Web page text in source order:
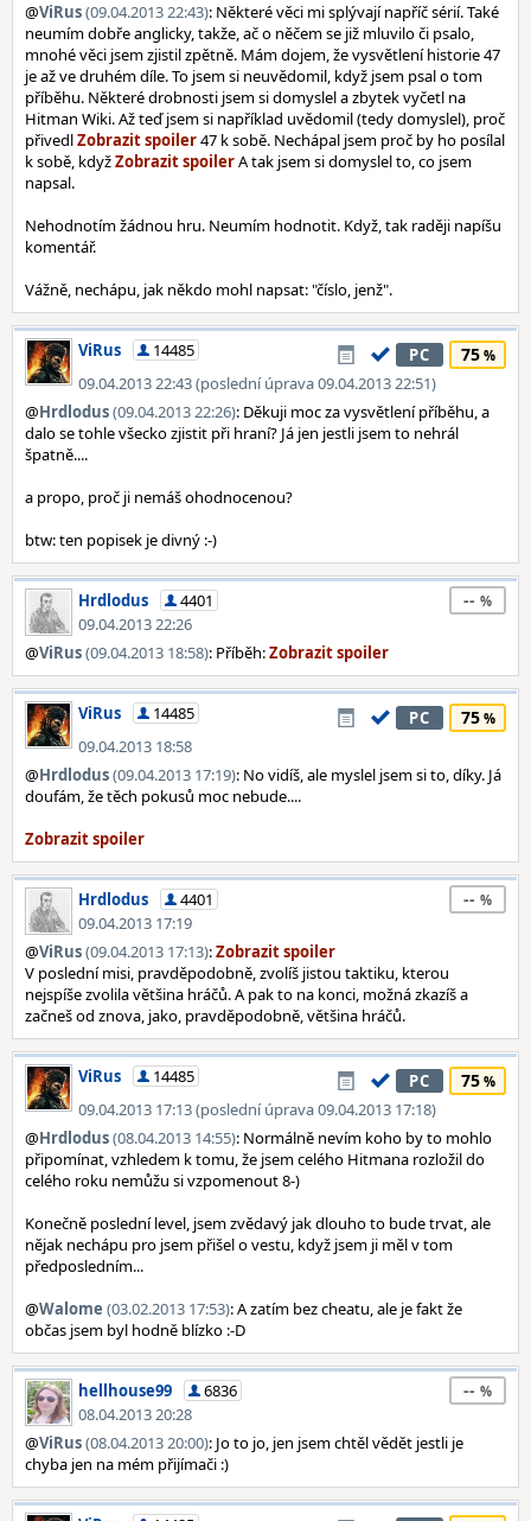
@ViRus(09.04.2013 22:43): Některé věci mi splývají napříč sérií. Také
neumím dobře anglicky, takže, ač o něčem se již mluvilo či psalo,
mnohé věci jsem zjistil zpětně. Mám dojem, že vysvětlení historie 47
je až ve druhém díle. To jsem si neuvědomil, když jsem psal o tom
příběhu. Některé drobnosti jsem si domyslel a zbytek vyčetl na
Hitman Wiki. Až teď jsem si například uvědomil (tedy domyslel), proč
přivedl
47 k sobě. Nechápal jsem proč by ho posílal
k sobě, když
A tak jsem si domyslel to, co jsem
napsal.
Nehodnotím žádnou hru. Neumím hodnotit. Když, tak raději napíšu
komentář.
Vážně, nechápu, jak někdo mohl napsat: "číslo, jenž".
ViRus
14485
09.04.2013 22:43 (poslední úprava 09.04.2013 22:51)
PC 75
@Hrdlodus(09.04.2013 22:26): Děkuji moc za vysvětlení příběhu, a
dalo se tohle všecko zjistit při hraní? Já jen jestli jsem to nehrál
špatně....
a propo, proč ji nemáš ohodnocenou?
btw: ten popisek je divný :-)
Hrdlodus
4401
09.04.2013 22:26
--
@ViRus(09.04.2013 18:58): Příběh:
ViRus
14485
09.04.2013 18:58
PC 75
@Hrdlodus(09.04.2013 17:19): No vidíš, ale myslel jsem si to, díky. Já
doufám, že těch pokusů moc nebude....
Hrdlodus
4401
09.04.2013 17:19
--
@ViRus(09.04.2013 17:13):
V poslední misi, pravděpodobně, zvolíš jistou taktiku, kterou
nejspíše zvolila většina hráčů. A pak to na konci, možná zkazíš a
začneš od znova, jako, pravděpodobně, většina hráčů.
ViRus
14485
09.04.2013 17:13 (poslední úprava 09.04.2013 17:18)
PC 75
@Hrdlodus(08.04.2013 14:55): Normálně nevím koho by to mohlo
připomínat, vzhledem k tomu, že jsem celého Hitmana rozložil do
celého roku nemůžu si vzpomenout 8-)
Konečně poslední level, jsem zvědavý jak dlouho to bude trvat, ale
nějak nechápu pro jsem přišel o vestu, když jsem ji měl v tom
předposledním...
@Walome (03.02.2013 17:53): A zatím bez cheatu, ale je fakt že
občas jsem byl hodně blízko :-D
hellhouse99
6836
08.04.2013 20:28
--
@ViRus(08.04.2013 20:00): Jo to jo, jen jsem chtěl vědět jestli je
chyba jen na mém přijímači :)